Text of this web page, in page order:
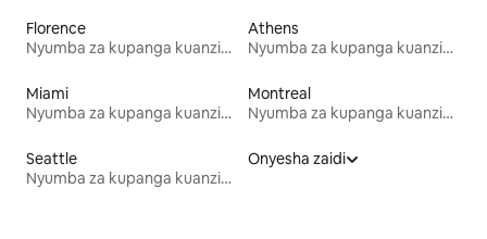
Florence
Nyumba za kupanga kuanzia mwezi mmoja
Athens
Nyumba za kupanga kuanzia mwezi mmoja
Miami
Nyumba za kupanga kuanzia mwezi mmoja
Montreal
Nyumba za kupanga kuanzia mwezi mmoja
Seattle
Nyumba za kupanga kuanzia mwezi mmoja
Onyesha zaidi